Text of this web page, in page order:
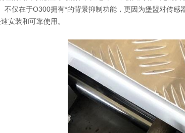
不仅在于O300拥有*的背景抑制功能，更因为堡盟对传
安装和可靠使用。